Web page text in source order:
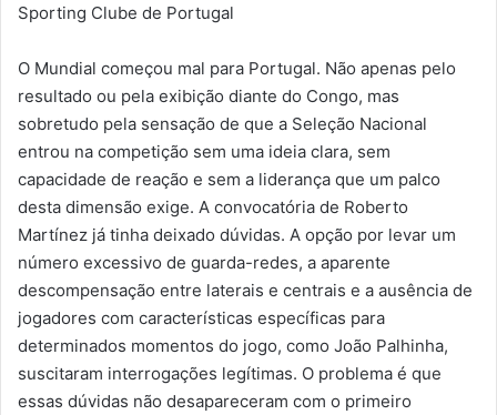
Sporting Clube de Portugal
O Mundial começou mal para Portugal. Não apenas pelo
resultado ou pela exibição diante do Congo, mas
sobretudo pela sensação de que a Seleção Nacional
entrou na competição sem uma ideia clara, sem
capacidade de reação e sem a liderança que um palco
desta dimensão exige. A convocatória de Roberto
Martínez já tinha deixado dúvidas. A opção por levar um
número excessivo de guarda-redes, a aparente
descompensação entre laterais e centrais e a ausência de
jogadores com características específicas para
determinados momentos do jogo, como João Palhinha,
suscitaram interrogações legítimas. O problema é que
essas dúvidas não desapareceram com o primeiro